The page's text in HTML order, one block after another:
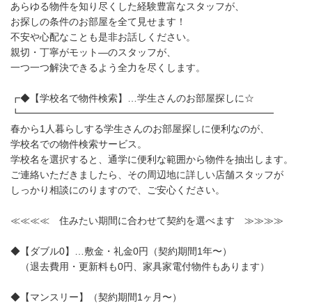
あらゆる物件を知り尽くした経験豊富なスタッフが、
お探しの条件のお部屋を全て見せます！
不安や心配なことも是非お話しください。
親切・丁寧がモット—のスタッフが、
一つ一つ解決できるよう全力を尽くします。
┏◆【学校名で物件検索】…学生さんのお部屋探しに☆
┗━━━━━━━━━━━━━━━━━━━━━━━━━━
春から1人暮らしする学生さんのお部屋探しに便利なのが、
学校名での物件検索サービス。
学校名を選択すると、通学に便利な範囲から物件を抽出します。
ご連絡いただきましたら、その周辺地に詳しい店舗スタッフが
しっかり相談にのりますので、ご安心ください。
≪≪≪≪ 住みたい期間に合わせて契約を選べます ≫≫≫≫
◆【ダブル0】…敷金・礼金0円（契約期間1年〜）
（退去費用・更新料も0円、家具家電付物件もあります）
◆【マンスリー】（契約期間1ヶ月〜）